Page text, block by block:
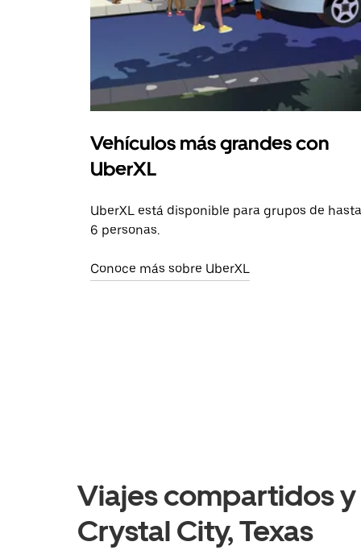
Vehículos más grandes con
UberXL
UberXL está disponible para grupos de hasta
6 personas.
Conoce más sobre UberXL
Viajes compartidos
Crystal City, Texas